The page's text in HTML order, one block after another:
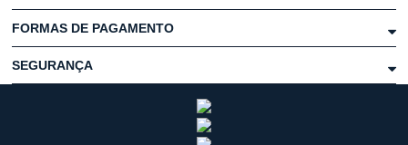
FORMAS DE PAGAMENTO
SEGURANÇA